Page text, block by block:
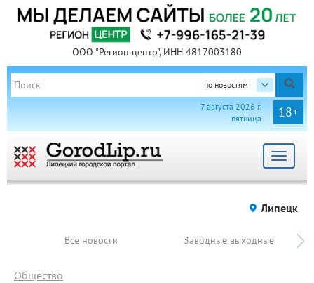
ООО "Регион центр", ИНН 4817003180
по новостям
18+
7 августа 2026 г.
пятница
Toggle
Липецк
Все новости Заводные выходные
Общество